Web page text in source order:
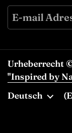
Urheberrecht
"Inspired by
Sprache
Deutsch